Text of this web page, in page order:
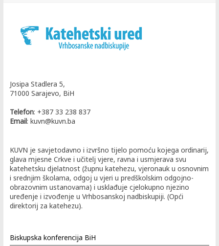
Josipa Stadlera 5,
71000 Sarajevo, BiH
Telefon: +387 33 238 837
Email: kuvn@kuvn.ba
KUVN je savjetodavno i izvršno tijelo pomoću kojega ordinarij,
glava mjesne Crkve i učitelj vjere, ravna i usmjerava svu
katehetsku djelatnost (župnu katehezu, vjeronauk u osnovnim
i srednjim školama, odgoj u vjeri u predškolskim odgojno-
obrazovnim ustanovama) i usklađuje cjelokupno njezino
uređenje i izvođenje u Vrhbosanskoj nadbiskupiji. (Opći
direktorij za katehezu).
Biskupska konferencija BiH